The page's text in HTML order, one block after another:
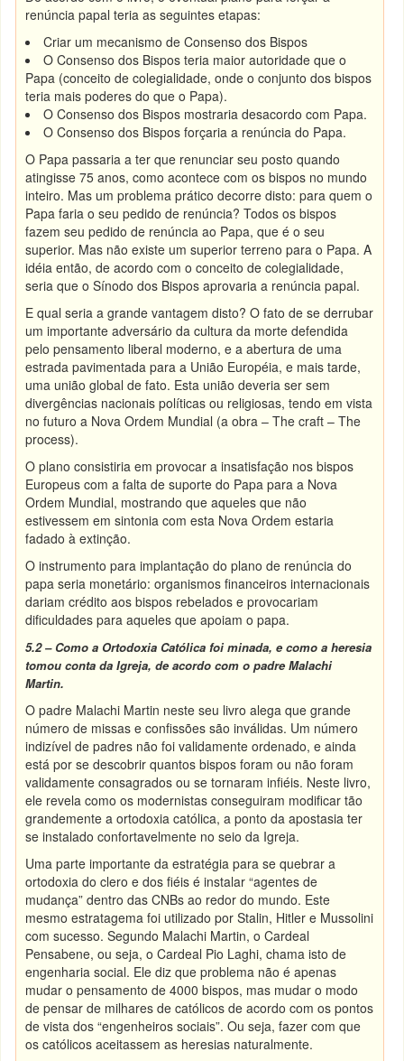
renúncia papal teria as seguintes etapas:
Criar um mecanismo de Consenso dos Bispos
O Consenso dos Bispos teria maior autoridade que o
Papa (conceito de colegialidade, onde o conjunto dos bispos
teria mais poderes do que o Papa).
O Consenso dos Bispos mostraria desacordo com Papa.
O Consenso dos Bispos forçaria a renúncia do Papa.
O Papa passaria a ter que renunciar seu posto quando
atingisse 75 anos, como acontece com os bispos no mundo
inteiro. Mas um problema prático decorre disto: para quem o
Papa faria o seu pedido de renúncia? Todos os bispos
fazem seu pedido de renúncia ao Papa, que é o seu
superior. Mas não existe um superior terreno para o Papa. A
idéia então, de acordo com o conceito de colegialidade,
seria que o Sínodo dos Bispos aprovaria a renúncia papal.
E qual seria a grande vantagem disto? O fato de se derrubar
um importante adversário da cultura da morte defendida
pelo pensamento liberal moderno, e a abertura de uma
estrada pavimentada para a União Européia, e mais tarde,
uma união global de fato. Esta união deveria ser sem
divergências nacionais políticas ou religiosas, tendo em vista
no futuro a Nova Ordem Mundial (a obra – The craft – The
process).
O plano consistiria em provocar a insatisfação nos bispos
Europeus com a falta de suporte do Papa para a Nova
Ordem Mundial, mostrando que aqueles que não
estivessem em sintonia com esta Nova Ordem estaria
fadado à extinção.
O instrumento para implantação do plano de renúncia do
papa seria monetário: organismos financeiros internacionais
dariam crédito aos bispos rebelados e provocariam
dificuldades para aqueles que apoiam o papa.
5.2 – Como a Ortodoxia Católica foi minada, e como a heresia
tomou conta da Igreja, de acordo com o padre Malachi
Martin.
O padre Malachi Martin neste seu livro alega que grande
número de missas e confissões são inválidas. Um número
indizível de padres não foi validamente ordenado, e ainda
está por se descobrir quantos bispos foram ou não foram
validamente consagrados ou se tornaram infiéis. Neste livro,
ele revela como os modernistas conseguiram modificar tão
grandemente a ortodoxia católica, a ponto da apostasia ter
se instalado confortavelmente no seio da Igreja.
Uma parte importante da estratégia para se quebrar a
ortodoxia do clero e dos fiéis é instalar “agentes de
mudança” dentro das CNBs ao redor do mundo. Este
mesmo estratagema foi utilizado por Stalin, Hitler e Mussolini
com sucesso. Segundo Malachi Martin, o Cardeal
Pensabene, ou seja, o Cardeal Pio Laghi, chama isto de
engenharia social. Ele diz que problema não é apenas
mudar o pensamento de 4000 bispos, mas mudar o modo
de pensar de milhares de católicos de acordo com os pontos
de vista dos “engenheiros sociais”. Ou seja, fazer com que
os católicos aceitassem as heresias naturalmente.